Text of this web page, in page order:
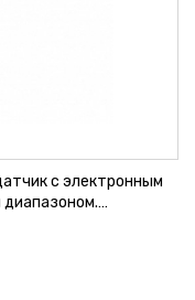
с электронным
при
диагностики как